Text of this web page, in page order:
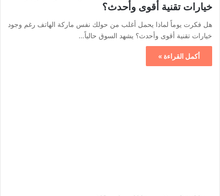
خيارات تقنية أقوى وأحدث؟
هل فكرت يوماً لماذا يحمل أغلب من حولك نفس ماركة الهاتف رغم وجود
خيارات تقنية أقوى وأحدث؟ يشهد السوق حالياً…
أكمل القراءة »